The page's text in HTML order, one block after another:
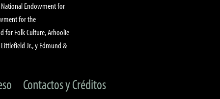
National Endowment for
for the
for Folk Culture, Arhoolie
Littlefield Jr., y Edmund &
Contactos y Créditos